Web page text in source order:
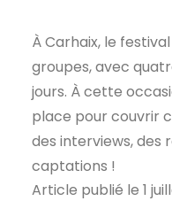
À Carhaix, le
groupes, avec
jours. À cette
place pour couvrir
des interviews, des
captations !
Article publié le 1